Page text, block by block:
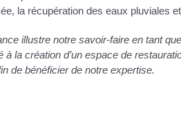
la récupération des eaux pluviales
illustre notre savoir-faire en tant que
la création d’un espace de
de bénéficier de notre expertise.